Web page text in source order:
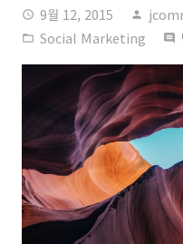
access_time 9월 12, 2015 person
folder_open Social Marketing comment